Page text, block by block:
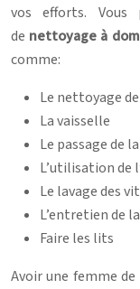
vos efforts. Vous
de nettoyage à
comme:
Le nettoyage
La vaisselle
Le passage de
L’utilisation de
Le lavage des
L’entretien de
Faire les lits
Avoir une femme de